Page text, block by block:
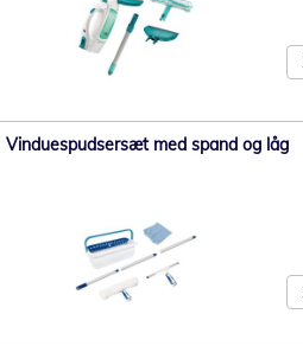
Vinduespudsersæt med spand og låg